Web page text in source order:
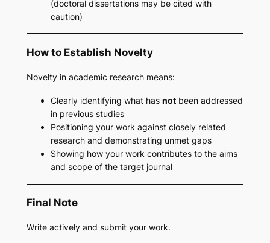
(doctoral dissertations may be cited with
caution)
How to Establish Novelty
Novelty in academic research means:
Clearly identifying what has notbeen addressed
in previous studies
Positioning your work against closely related
research and demonstrating unmet gaps
Showing how your work contributes to the aims
and scope of the target journal
Final Note
Write actively and submit your work.